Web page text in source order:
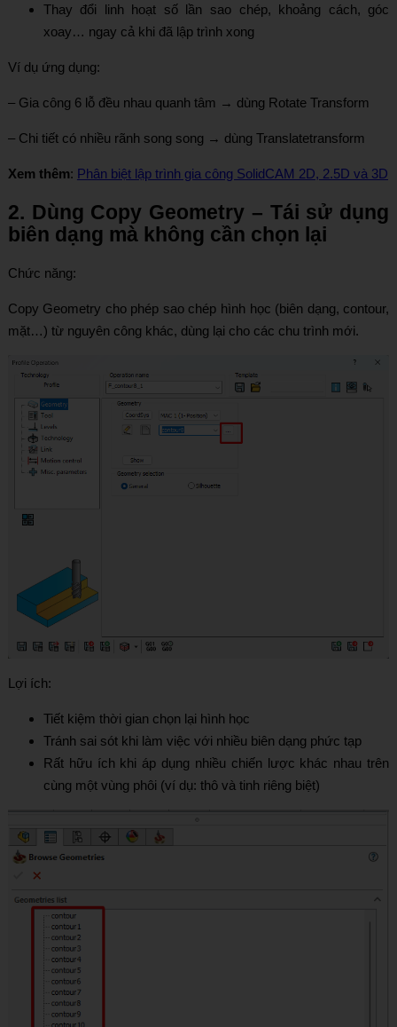
Thay đổi linh hoạt số lần sao chép, khoảng cách, góc
xoay… ngay cả khi đã lập trình xong
Ví dụ ứng dụng:
– Gia công 6 lỗ đều nhau quanh tâm → dùng Rotate Transform
– Chi tiết có nhiều rãnh song song → dùng Translatetransform
Xem thêm: Phân biệt lập trình gia công SolidCAM 2D, 2.5D và 3D
2. Dùng Copy Geometry – Tái sử dụng
biên dạng mà không cần chọn lại
Chức năng:
Copy Geometry cho phép sao chép hình học (biên dạng, contour,
mặt…) từ nguyên công khác, dùng lại cho các chu trình mới.
Lợi ích:
Tiết kiệm thời gian chọn lại hình học
Tránh sai sót khi làm việc với nhiều biên dạng phức tạp
Rất hữu ích khi áp dụng nhiều chiến lược khác nhau trên
cùng một vùng phôi (ví dụ: thô và tinh riêng biệt)